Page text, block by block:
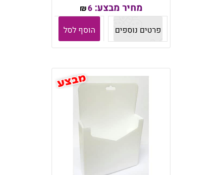
מחיר מבצע: ₪6
פרטים נוספים
הוסף לסל